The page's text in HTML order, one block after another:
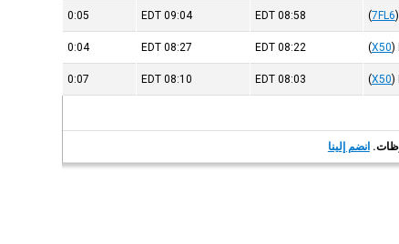
(7FL6)
08:58
EDT
09:04
EDT
0:05
(X50)
08:22
EDT
08:27
EDT
0:04
(X50)
08:03
EDT
08:10
EDT
0:07
انضم إلينا